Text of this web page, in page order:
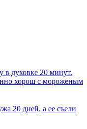
в духовке 20 минут.
хорош с мороженым
20 дней, а ее съели